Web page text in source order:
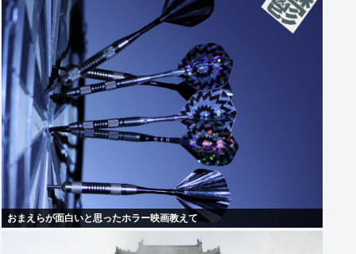
おまえらが面白いと思ったホラー映画教えて